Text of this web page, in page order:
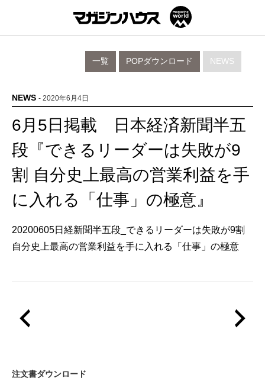
NEWS
POPダウンロード
一覧
NEWS - 2020年6月4日
6月5日掲載 日本経済新聞半五
段『できるリーダーは失敗が9
割 自分史上最高の営業利益を手
に入れる「仕事」の極意』
20200605日経新聞半五段_できるリーダーは失敗が9割
自分史上最高の営業利益を手に入れる「仕事」の極意
注文書ダウンロード